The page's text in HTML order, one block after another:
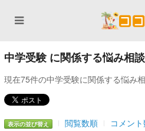
中学受験 に関係する悩み相談
現在75件の中学受験に関係する悩み相
表示の並び替え 閲覧数順 コメン